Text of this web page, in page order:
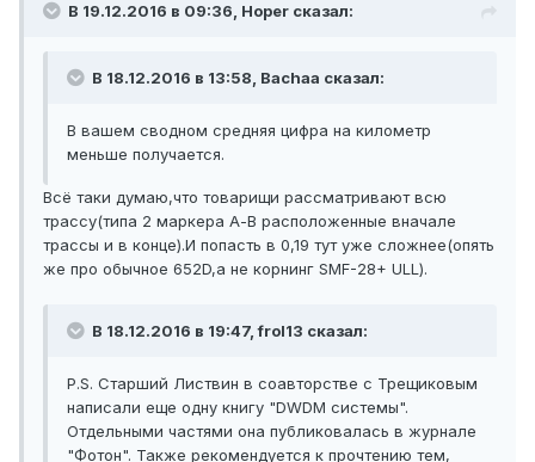
В 19.12.2016 в 09:36, Hoper сказал:
В 18.12.2016 в 13:58, Bachaa сказал:
В вашем сводном средняя цифра на километр
меньше получается.
Всё таки думаю,что товарищи рассматривают всю
трассу(типа 2 маркера А-В расположенные вначале
трассы и в конце).И попасть в 0,19 тут уже сложнее(опять
же про обычное 652D,а не корнинг SMF-28+ ULL).
В 18.12.2016 в 19:47, frol13 сказал:
P.S. Старший Листвин в соавторстве с Трещиковым
написали еще одну книгу "DWDM системы".
Отдельными частями она публиковалась в журнале
"Фотон". Также рекомендуется к прочтению тем,